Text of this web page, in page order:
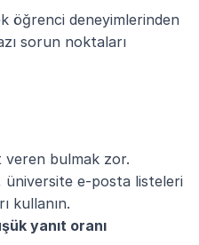
öğrenci deneyimlerinden
sorun noktaları
veren bulmak zor.
üniversite e-posta listeleri
kullanın.
yanıt oranı